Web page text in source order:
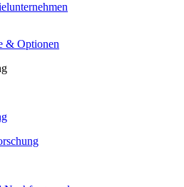
& Optionen